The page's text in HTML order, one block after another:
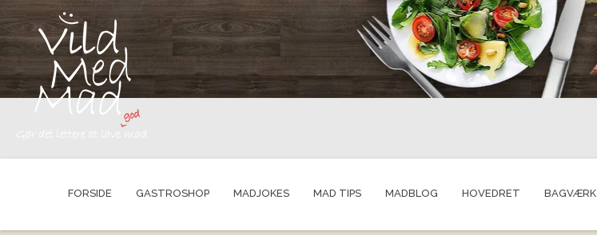
FORSIDE GASTROSHOP MADJOKES MAD TIPS MADBLOG HOVEDRET BAGVÆRK